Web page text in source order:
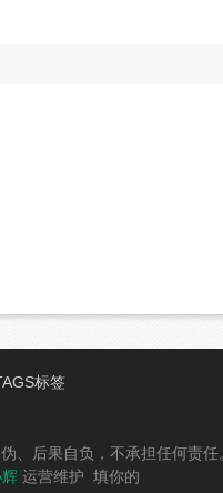
标签
后果自负，不承担任何责
运营维护 填你的